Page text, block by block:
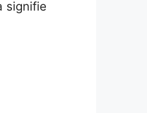
signifie